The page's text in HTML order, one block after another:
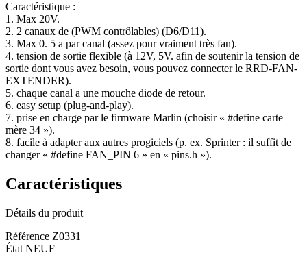
Caractéristique :
1. Max 20V.
2. 2 canaux de (PWM contrôlables) (D6/D11).
3. Max 0. 5 a par canal (assez pour vraiment très fan).
4. tension de sortie flexible (à 12V, 5V. afin de soutenir la tension de
sortie dont vous avez besoin, vous pouvez connecter le RRD-FAN-
EXTENDER).
5. chaque canal a une mouche diode de retour.
6. easy setup (plug-and-play).
7. prise en charge par le firmware Marlin (choisir « #define carte
mère 34 »).
8. facile à adapter aux autres progiciels (p. ex. Sprinter : il suffit de
changer « #define FAN_PIN 6 » en « pins.h »).
Caractéristiques
Détails du produit
Référence Z0331
État NEUF